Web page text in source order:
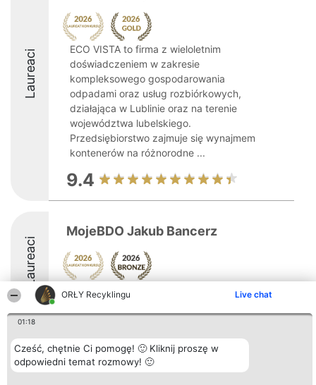
ORŁY Recyklingu Live chat
01:18
Cześć, chętnie Ci pomogę! 🙂 Kliknij proszę w
odpowiedni temat rozmowy! 🙂
Laureaci
ECO VISTA to firma z wieloletnim
doświadczeniem w zakresie
kompleksowego gospodarowania
odpadami oraz usług rozbiórkowych,
działająca w Lublinie oraz na terenie
województwa lubelskiego.
Przedsiębiorstwo zajmuje się wynajmem
kontenerów na różnorodne ...
9.4
Laureaci
MojeBDO Jakub Bancerz
8.5
Organizator plebiscytu
Bright Side Solutions sp. z o.
o. sp. k.
Plebiscyt
Laureaci
Lista
Kontakt